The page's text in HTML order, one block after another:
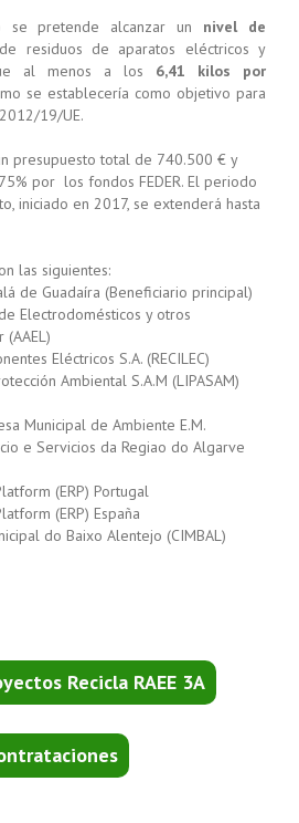
pretende alcanzar un nivel de
residuos de aparatos eléctricos y
al menos a los 6,41 kilos por
se establecería como objetivo para
19/UE.
presupuesto total de 740.500 € y
por los fondos FEDER. El periodo
iniciado en 2017, se extenderá hasta
las siguientes:
de Guadaíra (Beneficiario principal)
Electrodomésticos y otros
Eléctricos S.A. (RECILEC)
Ambiental S.A.M (LIPASAM)
Municipal de Ambiente E.M.
e Servicios da Regiao do Algarve
(ERP) Portugal
(ERP) España
do Baixo Alentejo (CIMBAL)
Recicla RAEE 3A